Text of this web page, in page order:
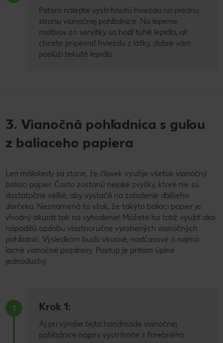
Potom nalepte vystrihnutú hviezdu na prednú
stranu vianočnej pohľadnice. Na lepenie
motívov zo servítky sa hodí tuhé lepidlo, ak
chcete pripevniť hviezdu z látky, dobre vám
poslúži tekuté lepidlo.
3. Vianočná pohľadnica s guľou
z baliaceho papiera
Len málokedy sa stane, že človek využije všetok vianočný
baliaci papier. Často zostanú nejaké zvyšky, ktoré nie sú
dostatočne veľké, aby vystačili na zabalenie ďalšieho
darčeka. Neznamená to však, že takýto baliaci papier je
vhodný akurát tak na vyhodenie! Môžete ho totiž využiť ako
nápaditú ozdobu vlastnoručne vyrobených vianočných
pohľadníc. Výsledkom budú vkusné, nadčasové a najmä
lacné vianočné pozdravy. Postup je pritom úplne
jednoduchý:
1 Krok 1:
Aj pri výrobe tejto handmade vianočnej
pohľadnice najprv vystrihnite z farebného